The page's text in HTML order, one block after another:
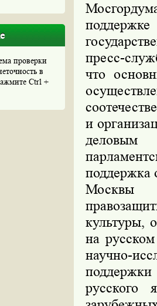
проверки
в
Ctrl +
пресс-
что
и
деловым
поддержка
Москвы
культуры,
на
научно-
русского